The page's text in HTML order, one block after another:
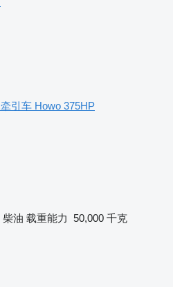
牵引车 Howo 375HP
柴油 载重能力 50,000 千克